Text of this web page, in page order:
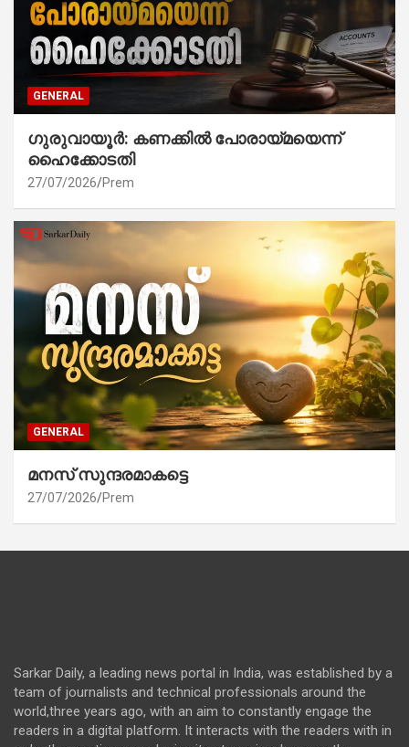
GENERAL
ഗുരുവായൂർ: കണക്കിൽ പോരായ്മയെന്ന്
ഹൈക്കോടതി
27/07/2026 Prem
GENERAL
മനസ് സുന്ദരമാകട്ടെ
27/07/2026 Prem
Sarkar Daily, a leading news portal in India, was established by a
team of journalists and technical professionals around the
world,three years ago, with an aim to constantly engage the
readers in a digital platform. It interacts with the readers with in